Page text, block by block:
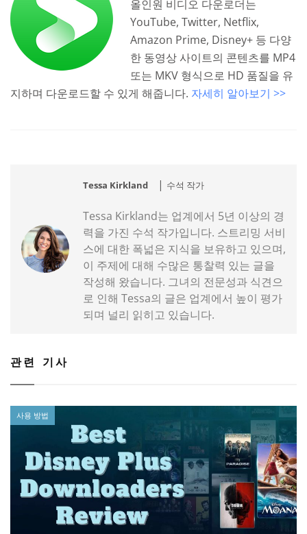
올인원 비디오 다운로더는
YouTube, Twitter, Netflix,
Amazon Prime, Disney+ 등 다양
한 동영상 사이트의 콘텐츠를 MP4
또는 MKV 형식으로 HD 품질을 유
지하며 다운로드할 수 있게 해줍니다. 자세히 알아보기 >>
Tessa Kirkland | 수석 작가
Tessa Kirkland는 업계에서 5년 이상의 경
력을 가진 수석 작가입니다. 스트리밍 서비
스에 대한 폭넓은 지식을 보유하고 있으며,
이 주제에 대해 수많은 통찰력 있는 글을
작성해 왔습니다. 그녀의 전문성과 식견으
로 인해 Tessa의 글은 업계에서 높이 평가
되며 널리 읽히고 있습니다.
관련 기사
사용 방법